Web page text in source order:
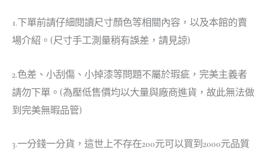
1.下單前請仔細閱讀尺寸顏色等相關內容，以及本館的賣
場介紹。(尺寸手工測量稍有誤差，請見諒)
2.色差、小刮傷、小掉漆等問題不屬於瑕疵，完美主義者
請勿下單。(為壓低售價均以大量與廠商進貨，故此無法做
到完美無暇品管)
3.一分錢一分貨，這世上不存在200元可以買到2000元品質